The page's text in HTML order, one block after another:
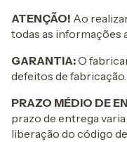
ATENÇÃO! Ao
todas as informações
GARANTIA:O
defeitos de fabricação.
PRAZO MÉDIO DE
prazo de entrega varia
liberação do código